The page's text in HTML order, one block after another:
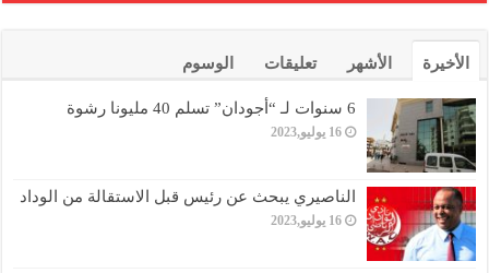
الأخيرة الأشهر تعليقات الوسوم
6 سنوات لـ “أجودان” تسلم 40 مليونا رشوة
16 يوليو,2023
الناصيري يبحث عن رئيس قبل الاستقالة من الوداد
16 يوليو,2023